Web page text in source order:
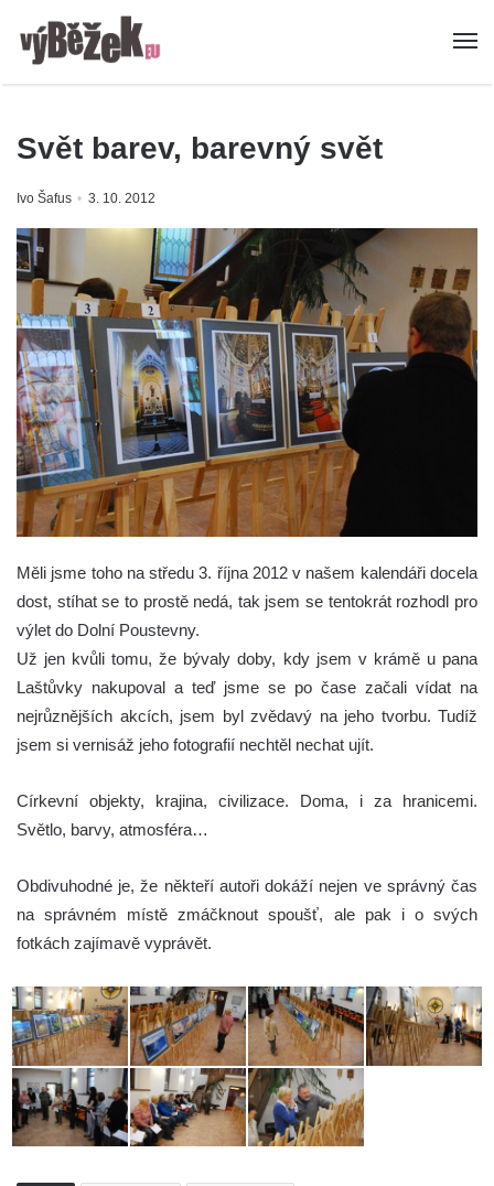
Svět barev, barevný svět
Ivo Šafus 3. 10. 2012
Měli jsme toho na středu 3. října 2012 v našem kalendáři docela
dost, stíhat se to prostě nedá, tak jsem se tentokrát rozhodl pro
výlet do Dolní Poustevny.
Už jen kvůli tomu, že bývaly doby, kdy jsem v krámě u pana
Laštůvky nakupoval a teď jsme se po čase začali vídat na
nejrůznějších akcích, jsem byl zvědavý na jeho tvorbu. Tudíž
jsem si vernisáž jeho fotografií nechtěl nechat ujít.
Církevní objekty, krajina, civilizace. Doma, i za hranicemi.
Světlo, barvy, atmosféra…
Obdivuhodné je, že někteří autoři dokáží nejen ve správný čas
na správném místě zmáčknout spoušť, ale pak i o svých
fotkách zajímavě vyprávět.